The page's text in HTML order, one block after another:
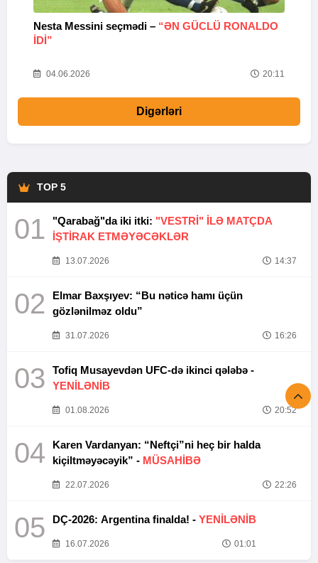
Nesta Messini seçmədi – “ƏN GÜCLÜ RONALDO
IDI”
04.06.2026 20:11
Digərləri
TOP 5
01 "Qarabağ"da iki itki: "VESTRİ" İLƏ MATÇDA
İŞTİRAK ETMƏYƏCƏKLƏR
13.07.2026 14:37
02
Elmar Baxşıyev: “Bu nəticə hamı üçün
gözlənilməz oldu”
31.07.2026 16:26
03
Tofiq Musayevdən UFC-də ikinci qələbə -
YENİLƏNİB
01.08.2026 20:52
04
Karen Vardanyan: “Neftçi”ni heç bir halda
kiçiltməyəcəyik” - MÜSAHİBƏ
22.07.2026 22:26
05 DÇ-2026: Argentina finalda! - YENİLƏNİB
16.07.2026 01:01